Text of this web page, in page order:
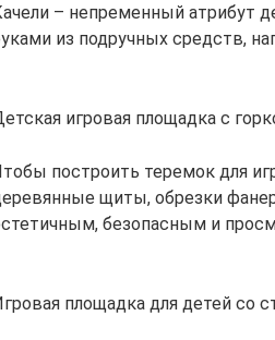
– непременный атрибут
из подручных средств,
игровая площадка с
построить теремок для
щиты, обрезки
безопасным и
площадка для детей со